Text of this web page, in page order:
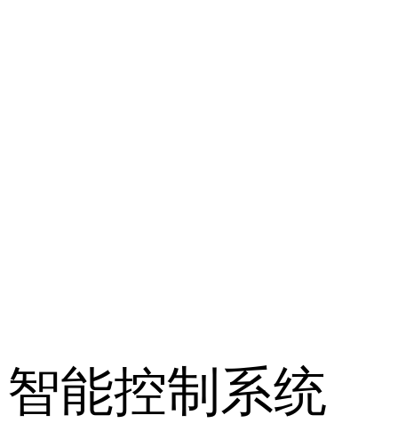
智能控制 系统